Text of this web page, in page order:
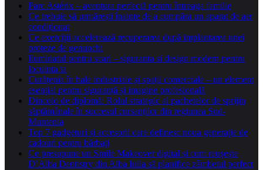
Parc Astérix – aventura perfectă pentru întreaga familie
Ce trebuie să urmărești înainte de a cumpăra un aparat de aer
condiționat
Ce exerciții accelerează recuperarea după implantarea unei
proteze de genunchi
Iluminatul pentru scari – siguranta si design modern pentru
locuinta ta
Curățenia în hale industriale și spații comerciale – un element
esențial pentru siguranță și imagine profesională
Dincolo de diplomă: Rolul strategic al pachetelor de sprijin
săptămânale în succesul cursanților din regiunea Sud-
Muntenia
Top 7 gadgeturi și accesorii care definesc noua generație de
cadouri pentru bărbați
Ce presupune un Smile Makeover digital și cum reușește
D’Alba Dentistry din Alba Iulia să planifice zâmbetul perfect